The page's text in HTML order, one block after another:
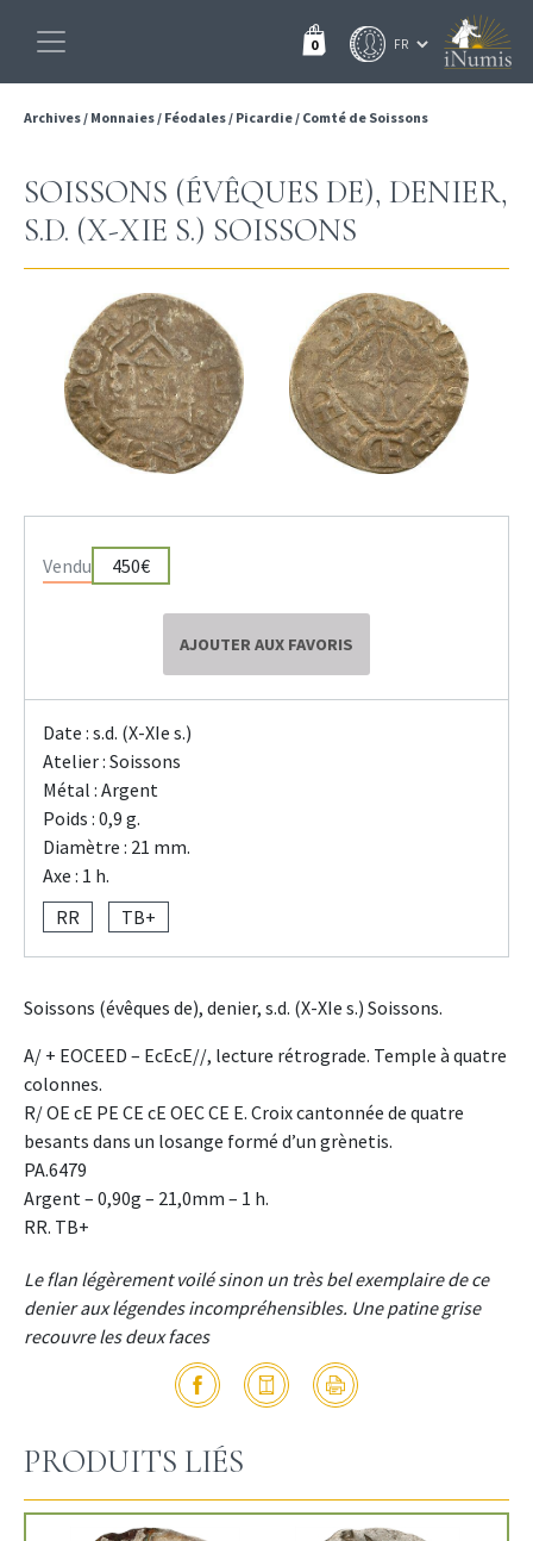
0
Archives/ Monnaies/ Féodales/ Picardie/ Comté de Soissons
SOISSONS (ÉVÊQUES DE), DENIER,
S.D. (X-XIE S.) SOISSONS
Vendu 450€
AJOUTER AUX FAVORIS
Date : s.d. (X-XIe s.)
Atelier : Soissons
Métal : Argent
Poids : 0,9 g.
Diamètre : 21 mm.
Axe : 1 h.
RR
TB+
Soissons (évêques de), denier, s.d. (X-XIe s.) Soissons.
A/ + EOCEED – EcEcE//, lecture rétrograde. Temple à quatre
colonnes.
R/ OE cE PE CE cE OEC CE E. Croix cantonnée de quatre
besants dans un losange formé d’un grènetis.
PA.6479
Argent – 0,90g – 21,0mm – 1 h.
RR. TB+
Le flan légèrement voilé sinon un très bel exemplaire de ce
denier aux légendes incompréhensibles. Une patine grise
recouvre les deux faces
PRODUITS LIÉS